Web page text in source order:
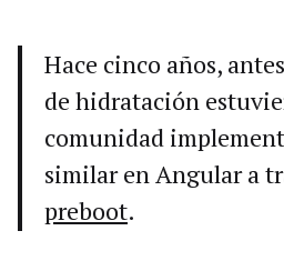
Hace cinco años,
de hidratación
comunidad
similar en Angular a
preboot.